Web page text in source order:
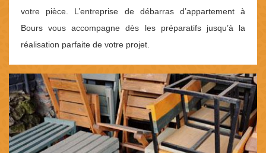
votre pièce. L’entreprise de débarras d’appartement à
Bours vous accompagne dès les préparatifs jusqu’à la
réalisation parfaite de votre projet.